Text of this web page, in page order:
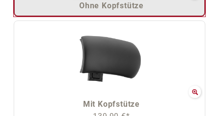
Ohne Kopfstütze
Mit Kopfstütze